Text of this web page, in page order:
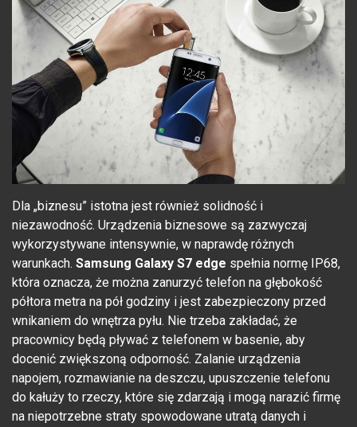
Dla „biznesu” istotna jest również solidność i
niezawodność. Urządzenia biznesowe są zazwyczaj
wykorzystywane intensywnie, w naprawdę różnych
warunkach. Samsung Galaxy S7 edge spełnia normę IP68,
która oznacza, że można zanurzyć telefon na głębokość
półtora metra na pół godziny i jest zabezpieczony przed
wnikaniem do wnętrza pyłu. Nie trzeba zakładać, że
pracownicy będą pływać z telefonem w basenie, aby
docenić zwiększoną odporność. Zalanie urządzenia
napojem, rozmawianie na deszczu, upuszczenie telefonu
do kałuży to rzeczy, które się zdarzają i mogą narazić firmę
na niepotrzebne straty spowodowane utratą danych i